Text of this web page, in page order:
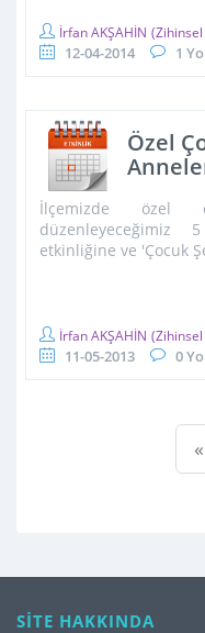
İrfan AKŞAHİN (Zihinsel
12-04-2014 1
Özel
İlçemizde özel
düzenleyeceğimiz
etkinliğine ve 'Çocuk
İrfan AKŞAHİN (Zihinsel
11-05-2013 0
«
SİTE HAKKINDA